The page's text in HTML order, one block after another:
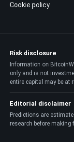
Cookie policy
Risk disclosure
Information on
only and is not
entire capital may be at
Editorial disclaimer
Predictions are
research before making